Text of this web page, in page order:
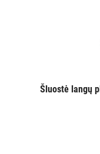
Šluostė langų